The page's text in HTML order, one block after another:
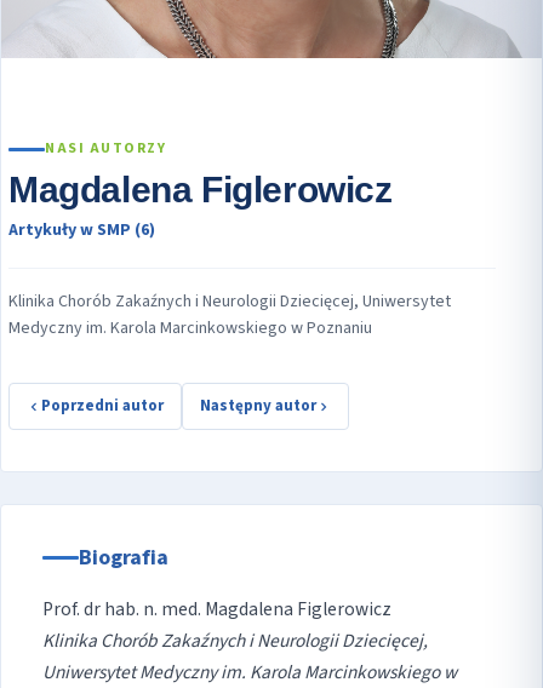
NASI AUTORZY
Magdalena Figlerowicz
Artykuły w SMP (6)
Klinika Chorób Zakaźnych i Neurologii Dziecięcej, Uniwersytet
Medyczny im. Karola Marcinkowskiego w Poznaniu
Poprzedni autor Następny autor
Biografia
Prof. dr hab. n. med. Magdalena Figlerowicz
Klinika Chorób Zakaźnych i Neurologii Dziecięcej,
Uniwersytet Medyczny im. Karola Marcinkowskiego w